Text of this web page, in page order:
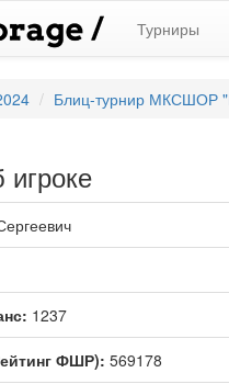
Турниры
Блиц-турнир МКСШОР
1237
ФШР): 569178